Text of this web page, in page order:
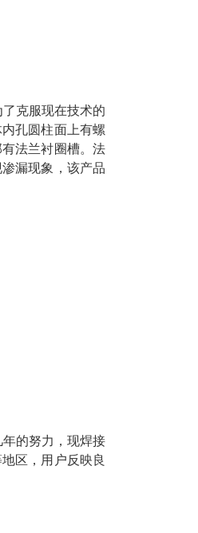
克服现在技术的
孔圆柱面上有螺
法兰衬圈槽。法
漏现象，该产品
的努力，现焊接
区，用户反映良